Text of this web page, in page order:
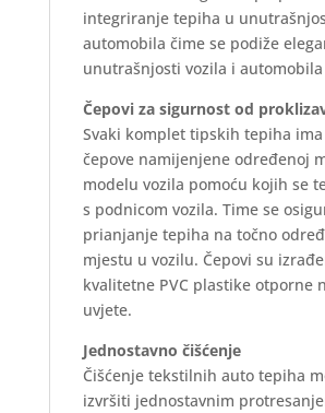
integriranje tepiha u
automobila čime se podiže
unutrašnjosti vozila i
Čepovi za sigurnost od
Svaki komplet tipskih tepiha
čepove namijenjene određenoj
modelu vozila pomoću kojih se
s podnicom vozila. Time se
prianjanje tepiha na točno
mjestu u vozilu. Čepovi su
kvalitetne PVC plastike otporne
uvjete.
Jednostavno čišćenje
Čišćenje tekstilnih auto tepiha
izvršiti jednostavnim